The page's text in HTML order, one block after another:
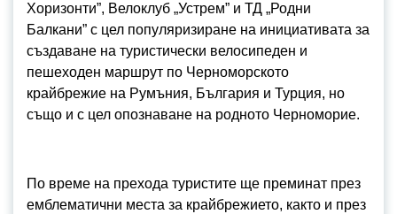
Хоризонти”, Велоклуб „Устрем” и ТД „Родни
Балкани” с цел популяризиране на инициативата за
създаване на туристически велосипеден и
пешеходен маршрут по Черноморското
крайбрежие на Румъния, България и Турция, но
също и с цел опознаване на родното Черноморие.
По време на прехода туристите ще преминат през
емблематични места за крайбрежието, както и през